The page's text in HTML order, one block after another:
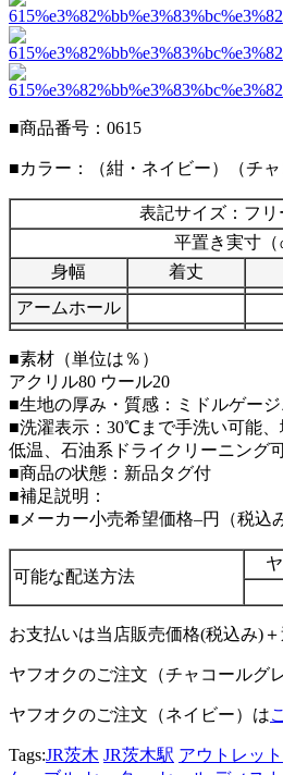
■商品番号：0615
■カラー：（紺・ネイビー）（チャ
表記サイズ：フリ
平置き実寸（
身幅
着丈
アームホール
■素材（単位は％）
アクリル80 ウール20
■生地の厚み・質感：ミドルゲージ
■洗濯表示：30℃まで手洗い可能
低温、石油系ドライクリーニング
■商品の状態：新品タグ付
■補足説明：
■メーカー小売希望価格–円（税込
可能な配送方法
お支払いは当店販売価格(税込み)＋
ヤフオクのご注文（チャコールグ
ヤフオクのご注文（ネイビー）は
Tags:JR茨木 JR茨木駅 アウトレット